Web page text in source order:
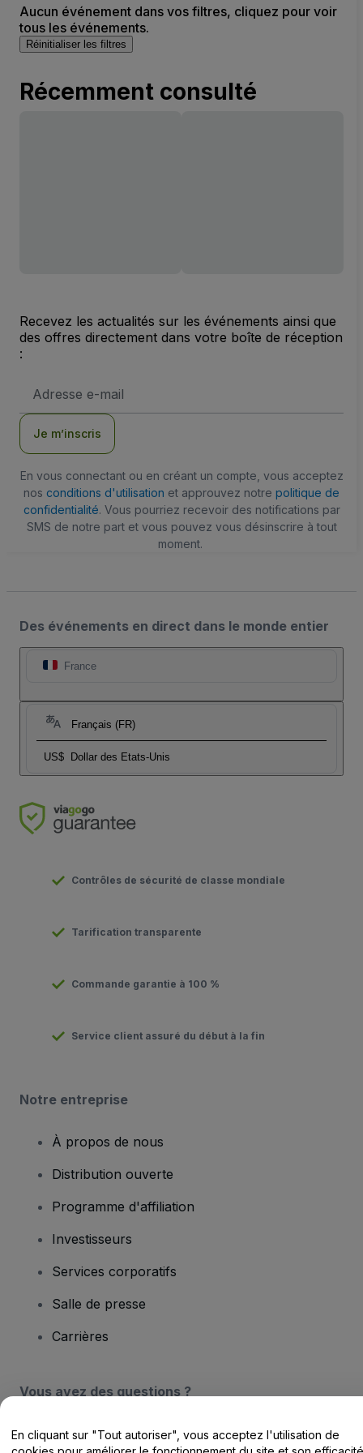
Aucun événement dans vos filtres, cliquez pour voir
tous les événements.
Réinitialiser les filtres
Récemment consulté
Recevez les actualités sur les événements ainsi que
des offres directement dans votre boîte de réception
:
e-
Je m’inscris
En vous connectant ou en créant un compte, vous acceptez
nos conditions d'utilisation et approuvez notre politique de
confidentialité. Vous pourriez recevoir des notifications par
SMS de notre part et vous pouvez vous désinscrire à tout
moment.
Des événements en direct dans le monde entier
France
Français (FR)
US$ Dollar des Etats-Unis
Contrôles de sécurité de classe mondiale
Tarification transparente
Commande garantie à 100 %
Service client assuré du début à la fin
Notre entreprise
À propos de nous
Distribution ouverte
Programme d'affiliation
Investisseurs
Services corporatifs
Salle de presse
Carrières
Vous avez des questions ?
Centre d'assistance / Nous contacter
En cliquant sur "Tout autoriser", vous acceptez l'utilisation de